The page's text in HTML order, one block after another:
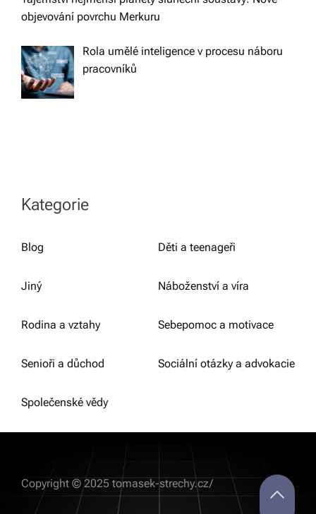
objevování povrchu Merkuru
Rola umělé inteligence v procesu náboru
pracovníků
Kategorie
Blog Děti a teenageři
Jiný Náboženství a víra
Rodina a vztahy Sebepomoc a motivace
Senioři a důchod Sociální otázky a advokacie
Společenské vědy
Copyright © 2025 tomasek-strechy.cz/